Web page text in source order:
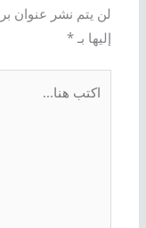
لن يتم نشر عنوان
إليها بـ*